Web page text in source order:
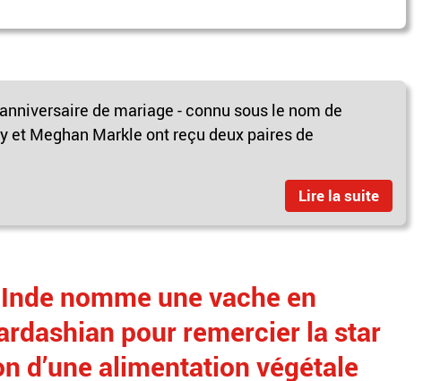
de mariage - connu sous le nom de
et Meghan Markle ont reçu deux paires de
Lire la suite
nomme une vache en
pour remercier la star
d’une alimentation végétale